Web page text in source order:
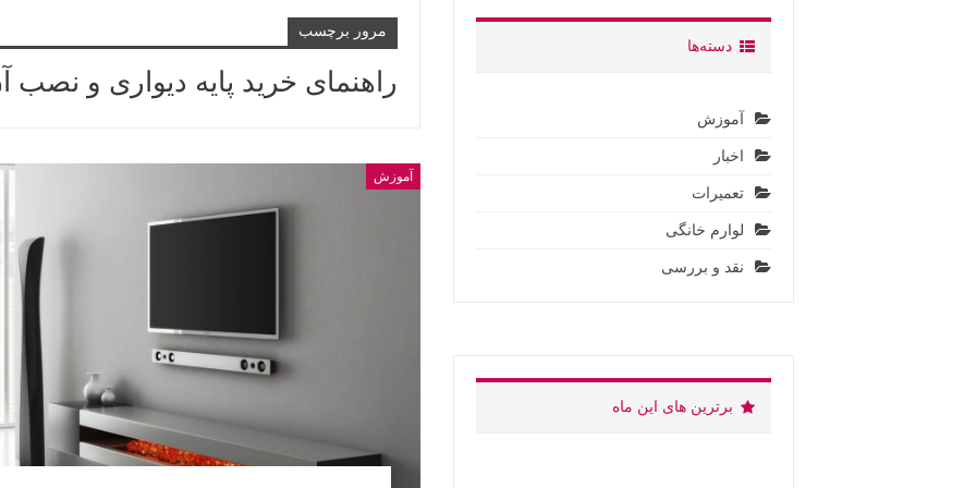
مرور برچسب
راهنمای خرید پایه دیواری و نصب
آموزش
دسته‌ها
آموزش
اخبار
تعمیرات
لوارم خانگی
نقد و بررسی
برترین های این ماه